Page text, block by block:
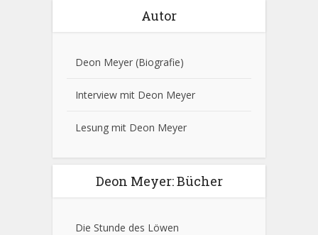
Autor
Deon Meyer (Biografie)
Interview mit Deon Meyer
Lesung mit Deon Meyer
Deon Meyer: Bücher
Die Stunde des Löwen